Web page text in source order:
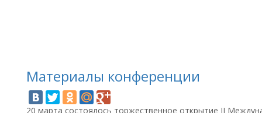
Материалы конференции
20 марта состоялось торжественное открытие II